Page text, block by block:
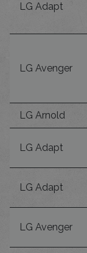
LG Adapt
LG Avenger
LG Arnold
LG Adapt
LG Adapt
LG Avenger